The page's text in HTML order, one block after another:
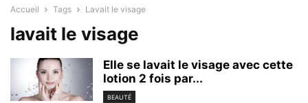
Accueil Tags Lavait le visage
lavait le visage
Elle se lavait le visage avec cette
lotion 2 fois par...
BEAUTÉ